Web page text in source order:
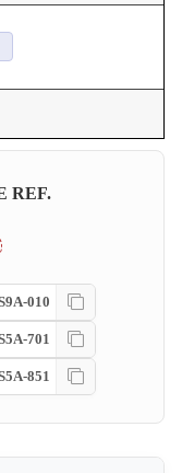
REF.
010
701
851